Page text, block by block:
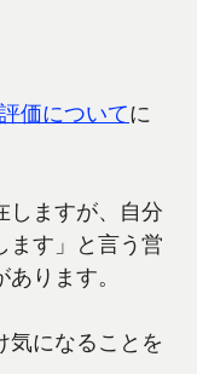
価についてに
しますが、自分
ます」と言う営
ります。
気になることを